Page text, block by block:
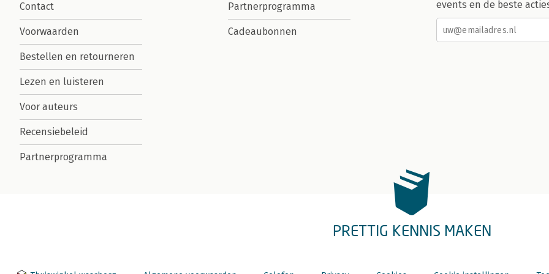
Contact
Voorwaarden
Bestellen en retourneren
Lezen en luisteren
Voor auteurs
Recensiebeleid
Partnerprogramma
Partnerprogramma
Cadeaubonnen
events en de beste
PRETTIG KENNIS MAKEN